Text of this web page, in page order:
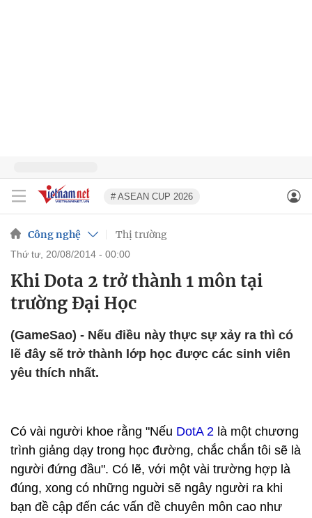
# ASEAN CUP 2026
Công nghệ Thị trường
thứ tư, 20/08/2014 - 00:00
Khi Dota 2 trở thành 1 môn tại
trường Đại Học
(GameSao) - Nếu điều này thực sự xảy ra thì có
lẽ đây sẽ trở thành lớp học được các sinh viên
yêu thích nhất.
Có vài người khoe rằng "Nếu DotA 2 là một chương
trình giảng dạy trong học đường, chắc chắn tôi sẽ là
người đứng đầu". Có lẽ, với một vài trường hợp là
đúng, xong có những nguời sẽ ngây người ra khi
bạn đề cập đến các vấn đề chuyên môn cao như